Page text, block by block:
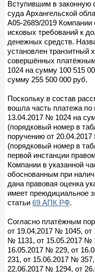
Вступившим в законную
суда Архангельской
А05-2689/2019 Компании
исковых требований к
денежных средств.
установлен транзитный
совершённых
1024 на сумму 100 515
сумму 255 500 000 руб.
Поскольку в состав
вошла часть платежа
13.04.2017 № 1024 на
(порядковый номер в
поручению от
(порядковый номер в
первой инстанции
Компании в указанной
обоснованным при
дана правовая оценка
имеет преюдициальное
статьи 69 АПК РФ.
Согласно платёжным
от 19.04.2017 № 1045,
№ 1131, от 15.05.2017 №
16.05.2017 № 229, от
231, от 15.06.2017 №
22.06.2017 № 1294, от